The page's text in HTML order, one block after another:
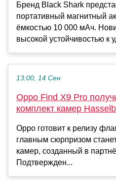
Бренд Black Shark
портативный магнитный
ёмкостью 10 000 мАч.
высокой устойчивостью к
13:00, 14 Сен
Oppo Find X9 Pro
комплект камер
Oppo готовит к релизу
главным сюрпризом
камер, созданный в
Подтвержден...